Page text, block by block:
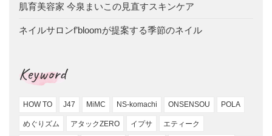
肌育美容家 今泉まいこの見直すスキンケア
ネイルサロンf’bloomが提案する季節のネイル
Keyword
HOW TO J47 MiMC NS-komachi ONSENSOU POLA
めぐりズム アタックZERO イプサ エティーク